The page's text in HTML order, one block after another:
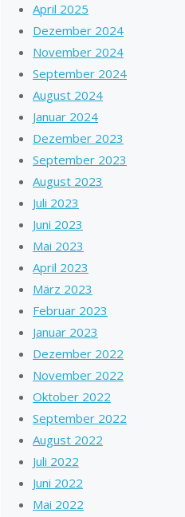
April 2025
Dezember 2024
November 2024
September 2024
August 2024
Januar 2024
Dezember 2023
September 2023
August 2023
Juli 2023
Juni 2023
Mai 2023
April 2023
März 2023
Februar 2023
Januar 2023
Dezember 2022
November 2022
Oktober 2022
September 2022
August 2022
Juli 2022
Juni 2022
Mai 2022